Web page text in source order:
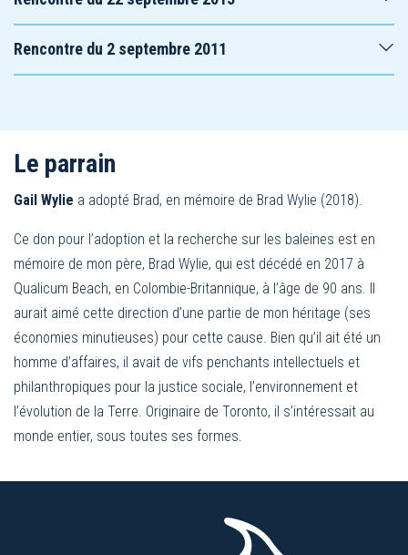
Rencontre du 2 septembre 2011
Le parrain
Gail Wylie a adopté Brad, en mémoire de Brad Wylie (2018).
Ce don pour l’adoption et la recherche sur les baleines est en
mémoire de mon père, Brad Wylie, qui est décédé en 2017 à
Qualicum Beach, en Colombie-Britannique, à l’âge de 90 ans. Il
aurait aimé cette direction d’une partie de mon héritage (ses
économies minutieuses) pour cette cause. Bien qu’il ait été un
homme d’affaires, il avait de vifs penchants intellectuels et
philanthropiques pour la justice sociale, l’environnement et
l’évolution de la Terre. Originaire de Toronto, il s’intéressait au
monde entier, sous toutes ses formes.